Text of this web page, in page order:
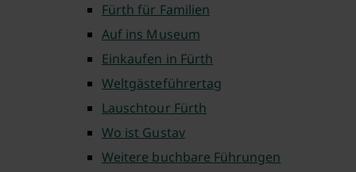
Fürth für Familien
Auf ins Museum
Einkaufen in Fürth
Weltgästeführertag
Lauschtour Fürth
Wo ist Gustav
Weitere buchbare Führungen